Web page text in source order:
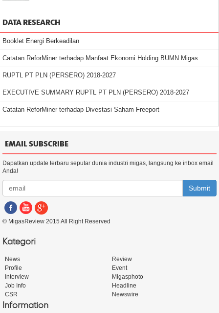
DATA RESEARCH
Booklet Energi Berkeadilan
Catatan ReforMiner terhadap Manfaat Ekonomi Holding BUMN Migas
RUPTL PT PLN (PERSERO) 2018-2027
EXECUTIVE SUMMARY RUPTL PT PLN (PERSERO) 2018-2027
Catatan ReforMiner terhadap Divestasi Saham Freeport
EMAIL SUBSCRIBE
Dapatkan update terbaru seputar dunia industri migas, langsung ke inbox email
Anda!
Submit
© MigasReview 2015 All Right Reserved
Kategori
News
Review
Profile
Event
Interview
Migasphoto
Job Info
Headline
CSR
Newswire
Information